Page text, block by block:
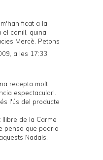
ficat a la
el conill, quina
Mercè. Petons
a les 17:33
recepta molt
espectacular!.
l'ús del producte
llibre de la Carme
penso que podria
Nadals.